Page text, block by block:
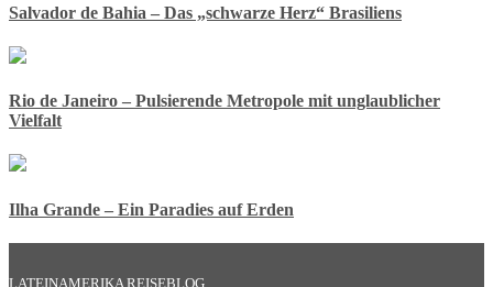
Salvador de Bahia – Das „schwarze Herz“ Brasiliens
Rio de Janeiro – Pulsierende Metropole mit unglaublicher
Vielfalt
Ilha Grande – Ein Paradies auf Erden
LATEINAMERIKA REISEBLOG